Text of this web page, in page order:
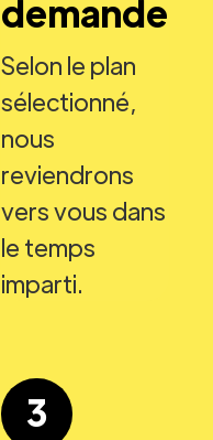
demande
Selon le plan
sélectionné,
nous
reviendrons
vers vous dans
le temps
imparti.
3